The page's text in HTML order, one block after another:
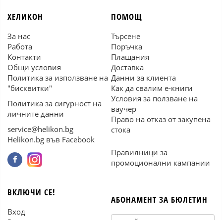
ХЕЛИКОН
За нас
Работа
Контакти
Общи условия
Политика за използване на
"бисквитки"
Политика за сигурност на
личните данни
service@helikon.bg
Helikon.bg във Facebook
ПОМОЩ
Търсене
Поръчка
Плащания
Доставка
Данни за клиента
Как да свалим е-книги
Условия за ползване на
ваучер
Право на отказ от закупена
стока
Правилници за
промоционални кампании
ВКЛЮЧИ СЕ!
Вход
АБОНАМЕНТ ЗА БЮЛЕТИН